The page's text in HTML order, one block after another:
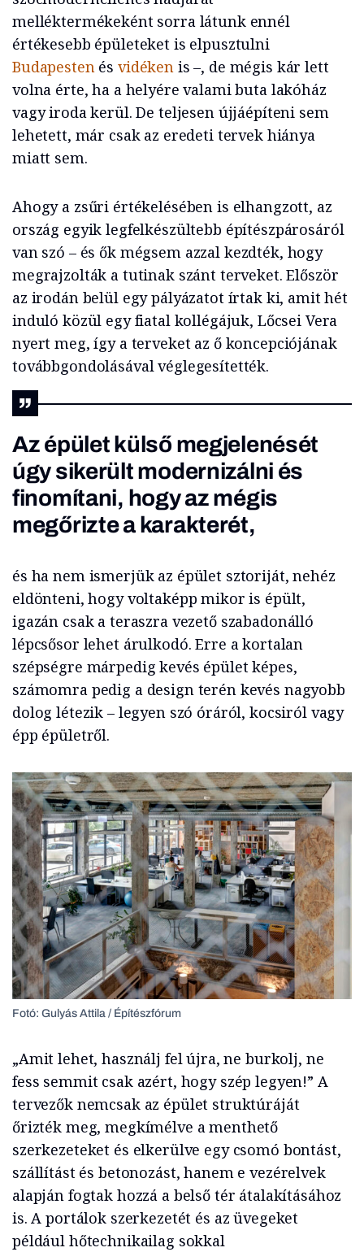
melléktermékeként sorra látunk ennél
értékesebb épületeket is elpusztulni
Budapestenés vidéken is –, de mégis kár lett
volna érte, ha a helyére valami buta lakóház
vagy iroda kerül. De teljesen újjáépíteni sem
lehetett, már csak az eredeti tervek hiánya
miatt sem.
Ahogy a zsűri értékelésében is elhangzott, az
ország egyik legfelkészültebb építészpárosáról
van szó – és ők mégsem azzal kezdték, hogy
megrajzolták a tutinak szánt terveket. Először
az irodán belül egy pályázatot írtak ki, amit hét
induló közül egy fiatal kollégájuk, Lőcsei Vera
nyert meg, így a terveket az ő koncepciójának
továbbgondolásával véglegesítették.
Az épület külső megjelenését
úgy sikerült modernizálni és
finomítani, hogy az mégis
megőrizte a karakterét,
és ha nem ismerjük az épület sztoriját, nehéz
eldönteni, hogy voltaképp mikor is épült,
igazán csak a teraszra vezető szabadonálló
lépcsősor lehet árulkodó. Erre a kortalan
szépségre márpedig kevés épület képes,
számomra pedig a design terén kevés nagyobb
dolog létezik – legyen szó óráról, kocsiról vagy
épp épületről.
Fotó: Gulyás Attila / Építészfórum
„Amit lehet, használj fel újra, ne burkolj, ne
fess semmit csak azért, hogy szép legyen!” A
tervezők nemcsak az épület struktúráját
őrizték meg, megkímélve a menthető
szerkezeteket és elkerülve egy csomó bontást,
szállítást és betonozást, hanem e vezérelvek
alapján fogtak hozzá a belső tér átalakításához
is. A portálok szerkezetét és az üvegeket
például hőtechnikailag sokkal